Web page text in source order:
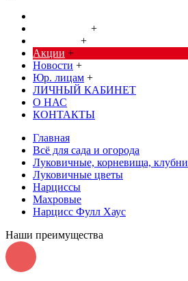
+
+
Акции +
Новости +
Юр. лицам +
ЛИЧНЫЙ КАБИНЕТ
О НАС
КОНТАКТЫ
Главная
Всё для сада и огорода
Луковичные, корневища, клубни
Луковичные цветы
Нарциссы
Махровые
Нарцисс Фулл Хаус
Наши преимущества